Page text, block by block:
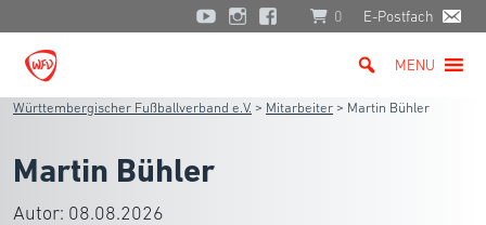
0 E-Postfach
MENU
Württembergischer Fußballverband e.V. > Mitarbeiter > Martin Bühler
Martin Bühler
Autor: 08.08.2026